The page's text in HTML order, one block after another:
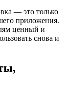
— это только
приложения.
ценный и
снова и